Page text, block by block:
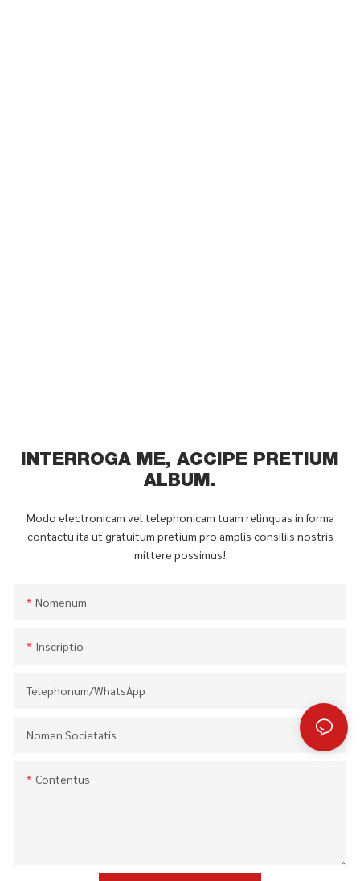
INTERROGA ME, ACCIPE PRETIUM
ALBUM.
Modo electronicam vel telephonicam tuam relinquas in forma
contactu ita ut gratuitum pretium pro amplis consiliis nostris
mittere possimus!
Nomenum
Inscriptio
Telephonum/WhatsApp
Nomen Societatis
Contentus